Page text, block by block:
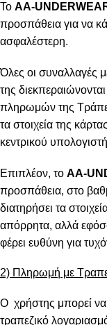
Το AA-
προσπάθεια για να
ασφαλέστερη.
Όλες οι συναλλαγές
της
πληρωμών της
τα στοιχεία της
κεντρικού
Επιπλέον, το AA-
προσπάθεια, στο
διατηρήσει τα
απόρρητα, αλλά
φέρει ευθύνη για
2) Πληρωμή με
Ο χρήστης μπορεί
τραπεζικό